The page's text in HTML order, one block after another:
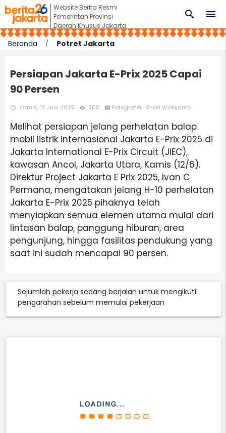
Website Berita Resmi
Pemerintah Provinsi
Daerah Khusus Jakarta
menu
search
Beranda Potret Jakarta
Persiapan Jakarta E-Prix 2025 Capai
90 Persen
access_time Kamis, 12 Juni 2025 remove_red_eye 200 photo_camera Fotografer : Andri Widiyanto
Melihat persiapan jelang perhelatan balap
mobil listrik internasional Jakarta E-Prix 2025 di
Jakarta International E-Prix Circuit (JIEC),
kawasan Ancol, Jakarta Utara, Kamis (12/6).
Direktur Project Jakarta E Prix 2025, Ivan C
Permana, mengatakan jelang H-10 perhelatan
Jakarta E-Prix 2025 pihaknya telah
menyiapkan semua elemen utama mulai dari
lintasan balap, panggung hiburan, area
pengunjung, hingga fasilitas pendukung yang
saat ini sudah mencapai 90 persen.
Sejumlah pekerja sedang berjalan untuk mengikuti
pengarahan sebelum memulai pekerjaan